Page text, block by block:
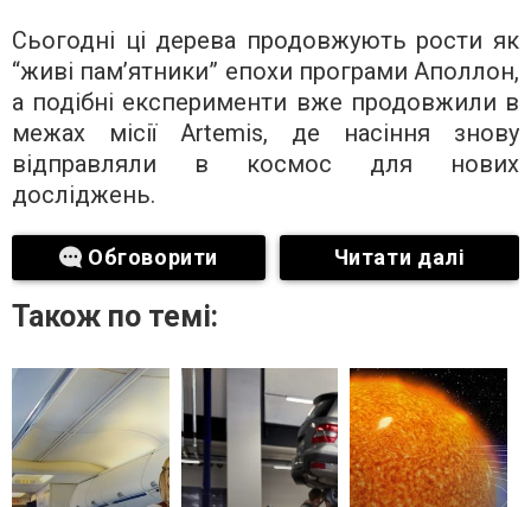
Сьогодні ці дерева продовжують рости як
“живі пам’ятники” епохи програми Аполлон,
а подібні експерименти вже продовжили в
межах місії Artemis, де насіння знову
відправляли в космос для нових
досліджень.
Обговорити Читати далі
Також по темі: